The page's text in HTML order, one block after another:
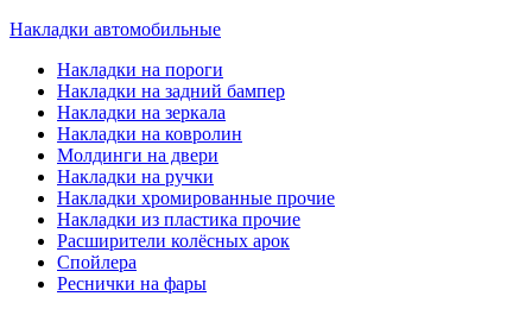
Накладки автомобильные
Накладки на пороги
Накладки на задний бампер
Накладки на зеркала
Накладки на ковролин
Молдинги на двери
Накладки на ручки
Накладки хромированные прочие
Накладки из пластика прочие
Расширители колёсных арок
Спойлера
Реснички на фары